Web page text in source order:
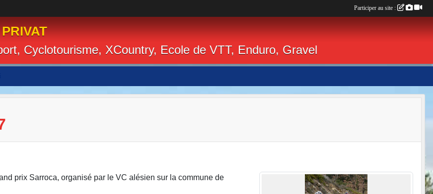
Cyclotourisme, XCountry, Ecole de VTT, Enduro, Gravel
prix Sarroca, organisé par le VC alésien sur la commune de
Participer au site :